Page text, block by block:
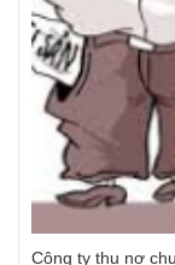
Công ty thu nợ